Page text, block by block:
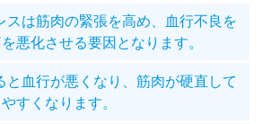
スは筋肉の緊張を高め、血行不良を
悪化させる要因となります。
と血行が悪くなり、筋肉が硬直して
すくなります。